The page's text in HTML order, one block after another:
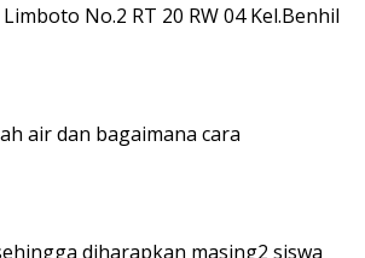
No.2 RT 20 RW 04 Kel.Benhil
air dan bagaimana cara
diharapkan masing2 siswa